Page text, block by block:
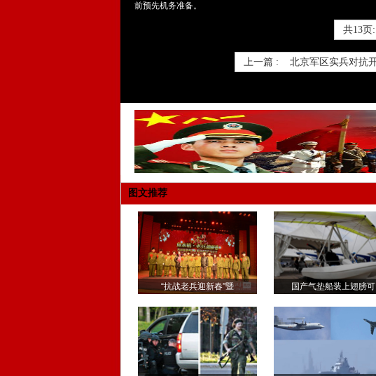
前预先机务准备。
共13页:
上一篇 : 北京军区实兵对抗
图文推荐
“抗战老兵迎新春”暨 国产气垫船装上翅膀可